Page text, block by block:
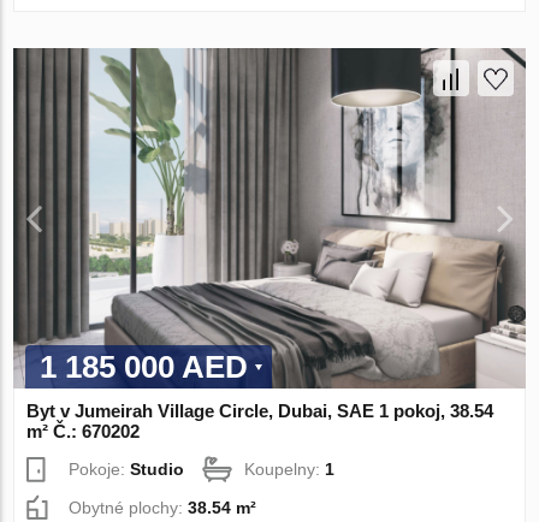
1 185 000 AED
Byt v Jumeirah Village Circle, Dubai, SAE 1 pokoj, 38.54
m² Č.: 670202
Pokoje:Studio Koupelny:1
Obytné plochy:38.54 m²